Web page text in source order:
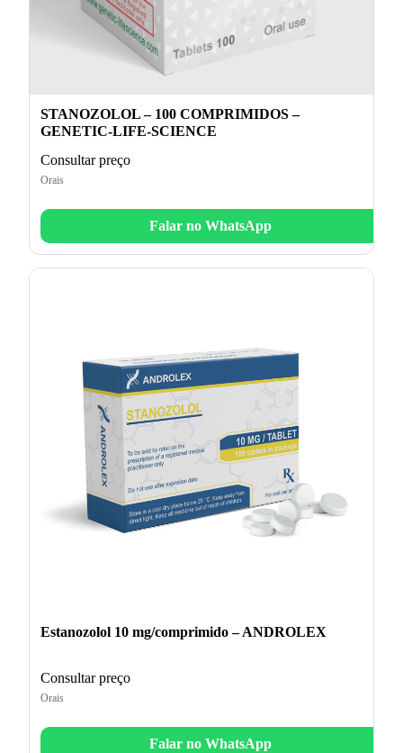
STANOZOLOL – 100 COMPRIMIDOS –
GENETIC-LIFE-SCIENCE
Consultar preço
Orais
Falar no WhatsApp
Estanozolol 10 mg/comprimido – ANDROLEX
Consultar preço
Orais
Falar no WhatsApp